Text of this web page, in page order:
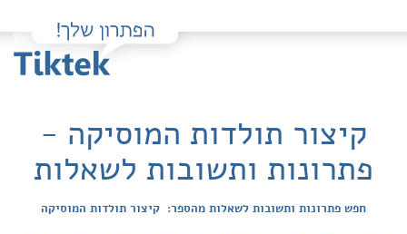
קיצור תולדות המוסיקה -
פתרונות ותשובות לשאלות
חפש פתרונות ותשובות לשאלות מהספר: קיצור תולדות המוסיקה